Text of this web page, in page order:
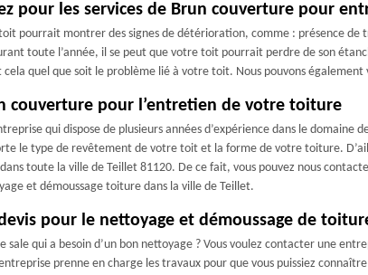
pour les services de Brun couverture pour
pourrait montrer des signes de détérioration, comme : présence
toute l’année, il se peut que votre toit pourrait perdre de son
quel que soit le problème lié à votre toit. Nous pouvons
couverture pour l’entretien de votre toiture
qui dispose de plusieurs années d’expérience dans le
le type de revêtement de votre toit et la forme de votre toiture.
toute la ville de Teillet 81120. De ce fait, vous pouvez nous
et démoussage toiture dans la ville de Teillet.
pour le nettoyage et démoussage de
sale qui a besoin d’un bon nettoyage ? Vous voulez contacter une
prenne en charge les travaux pour que vous puissiez